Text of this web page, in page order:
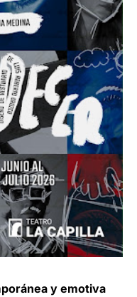
y emotiva